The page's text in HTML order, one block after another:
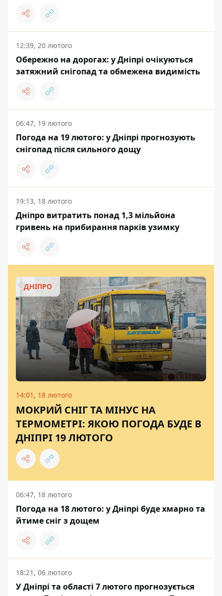
12:39, 20 лютого
Обережно на дорогах: у Дніпрі очікуються
затяжний снігопад та обмежена видимість
06:47, 19 лютого
Погода на 19 лютого: у Дніпрі прогнозують
снігопад після сильного дощу
19:13, 18 лютого
Дніпро витратить понад 1,3 мільйона
гривень на прибирання парків узимку
ДНІПРО
14:01, 18 лютого
МОКРИЙ СНІГ ТА МІНУС НА
ТЕРМОМЕТРІ: ЯКОЮ ПОГОДА БУДЕ В
ДНІПРІ 19 ЛЮТОГО
06:47, 18 лютого
Погода на 18 лютого: у Дніпрі буде хмарно та
йтиме сніг з дощем
18:21, 06 лютого
У Дніпрі та області 7 лютого прогнозується